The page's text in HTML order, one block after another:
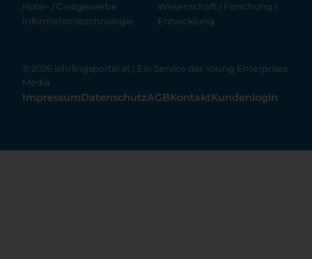
Hotel- / Gastgewerbe
Informationstechnologie
Wissenschaft / Forschung /
Entwicklung
© 2026 lehrlingsportal.at | Ein Service der Young Enterprises
Media
ImpressumDatenschutzAGBKontaktKundenlogin